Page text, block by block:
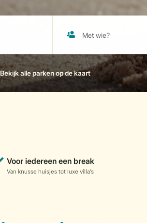
Bekijk alle parken op de kaart